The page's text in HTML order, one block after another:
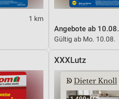
1 km
Angebote ab 10.08.
Gültig ab Mo. 10.08.
XXXLutz